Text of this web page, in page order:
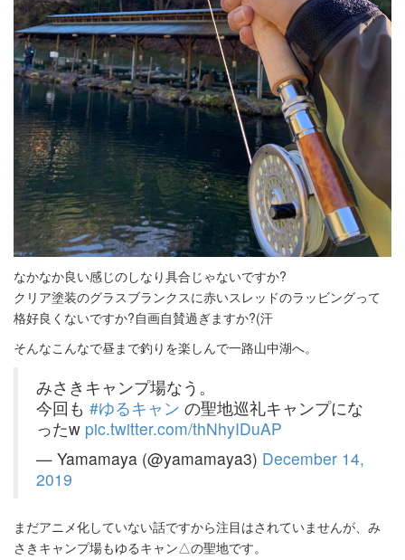
なかなか良い感じのしなり具合じゃないですか?
クリア塗装のグラスブランクスに赤いスレッドのラッビングって
格好良くないですか?自画自賛過ぎますか?(汗
そんなこんなで昼まで釣りを楽しんで一路山中湖へ。
みさきキャンプ場なう。
今回も #ゆるキャン の聖地巡礼キャンプにな
ったw pic.twitter.com/thNhyIDuAP
— Yamamaya (@yamamaya3) December 14,
2019
まだアニメ化していない話ですから注目はされていませんが、み
さきキャンプ場もゆるキャン△の聖地です。